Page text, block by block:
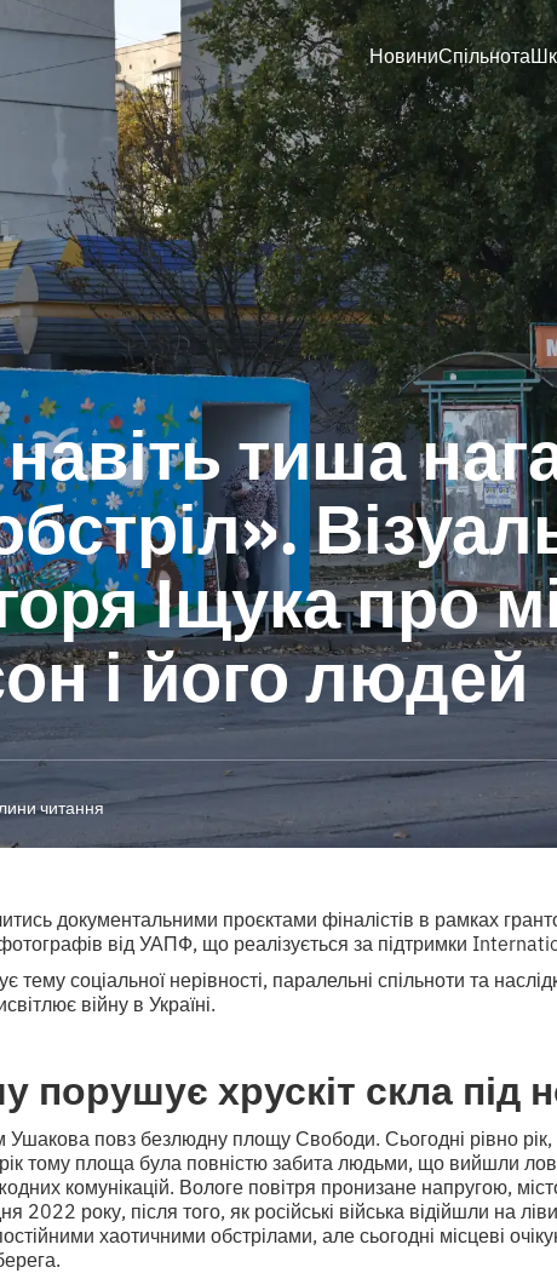
НовиниСпільнота
тиша
Іщука про
і його людей
читання
документальними проєктами фіналістів в рамках
від УАПФ, що реалізується за підтримки
тему соціальної нерівності, паралельні спільноти та
війну в Україні.
порушує хрускіт скла під
Ушакова повз безлюдну площу Свободи. Сьогодні рівно
тому площа була повністю забита людьми, що вийшли
комунікацій. Вологе повітря пронизане напругою,
2022 року, після того, як російські війська відійшли на
хаотичними обстрілами, але сьогодні місцеві